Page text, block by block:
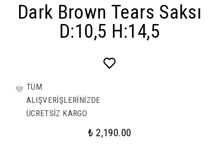
Dark Brown Tears Saksı
D:10,5 H:14,5
TÜM
ALIŞVERİŞLERİNİZDE
ÜCRETSİZ KARGO
₺ 2,190.00